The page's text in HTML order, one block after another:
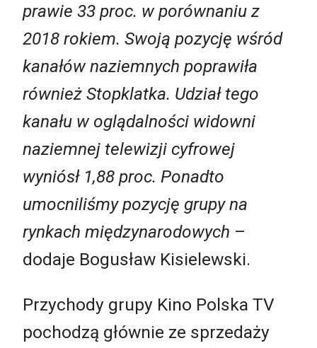
prawie 33 proc. w porównaniu z
2018 rokiem. Swoją pozycję wśród
kanałów naziemnych poprawiła
również Stopklatka. Udział tego
kanału w oglądalności widowni
naziemnej telewizji cyfrowej
wyniósł 1,88 proc. Ponadto
umocniliśmy pozycję grupy na
rynkach międzynarodowych –
dodaje Bogusław Kisielewski.
Przychody grupy Kino Polska TV
pochodzą głównie ze sprzedaży